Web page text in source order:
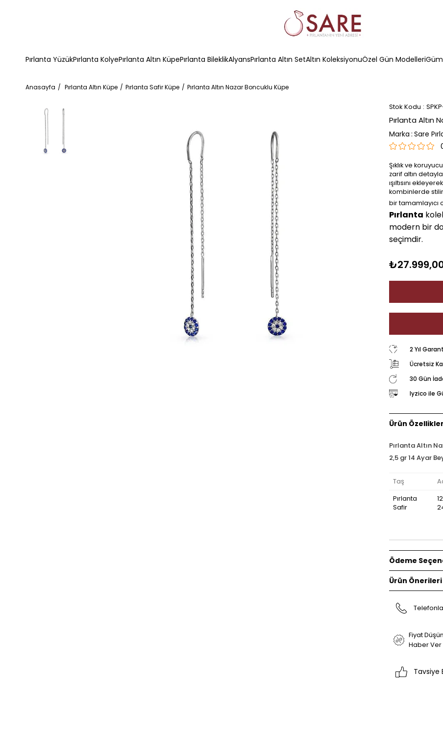
Pırlanta YüzükPırlanta KolyePırlanta Altın KüpePırlanta BileklikAlyansPırlanta Altın SetAltın KoleksiyonuÖzel Gün Modelleri
Anasayfa Pırlanta Altın Küpe Pırlanta Safir Küpe Pırlanta Altın Nazar Boncuklu Küpe
Stok Kodu
Pırlanta Altın
Marka : Sare
Şıklık ve
zarif altın
ışıltısını
kombinlerde
bir tamamlayıcı
Pırlanta
modern bir
seçimdir.
2 Yıl
Ücretsiz
30 Gün
Iyzico ile
Ürün
Pırlanta Altın
2,5 gr 14 Ayar
Taş
Pırlanta
Safir
12
Ödeme
Ürün Önerileri
Fiyat
Haber Ver
Tavsiye